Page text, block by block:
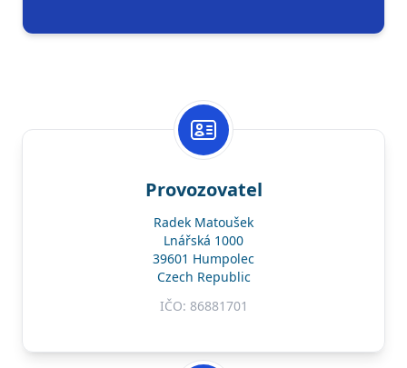
Provozovatel
Radek Matoušek
Lnářská 1000
39601 Humpolec
Czech Republic
IČO: 86881701